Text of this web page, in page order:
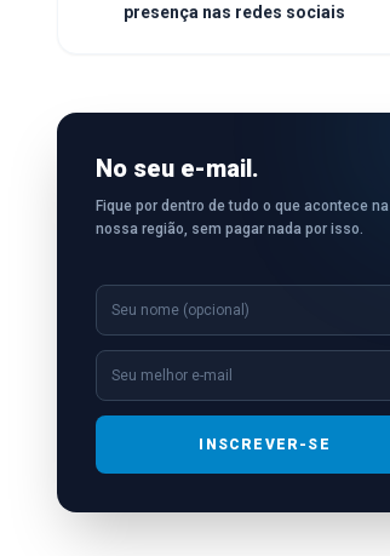
presença nas redes sociais
No seu e-mail.
Fique por dentro de tudo o que acontece na
nossa região, sem pagar nada por isso.
INSCREVER-SE